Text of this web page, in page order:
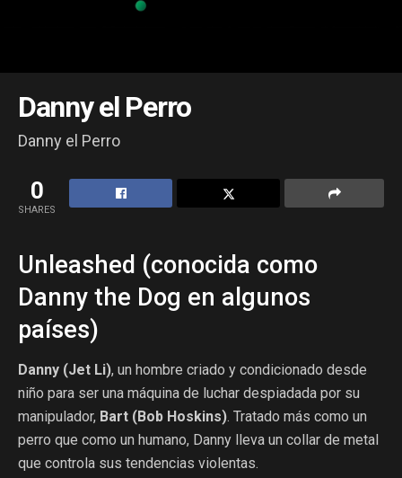
Danny el Perro
Danny el Perro
0
SHARES
Unleashed (conocida como
Danny the Dog en algunos
países)
Danny (Jet Li), un hombre criado y condicionado desde
niño para ser una máquina de luchar despiadada por su
manipulador, Bart (Bob Hoskins). Tratado más como un
perro que como un humano, Danny lleva un collar de metal
que controla sus tendencias violentas.